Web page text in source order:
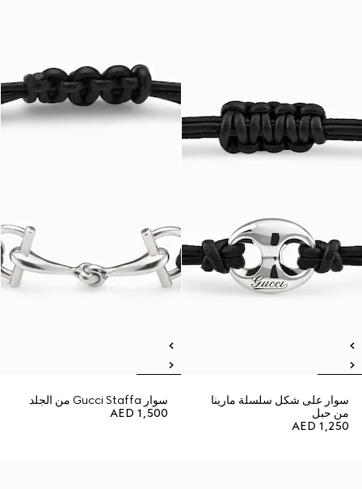
سوار على شكل سلسلة مارينا
من حبل
AED 1,250
سوار Gucci Staffa من الجلد
AED 1,500